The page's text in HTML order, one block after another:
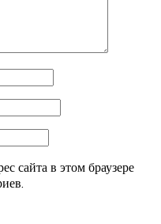
сайта в этом браузере